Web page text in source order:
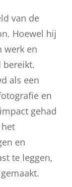
van de
Hoewel hij
werk en
bereikt.
als een
en
gehad
en
te leggen,